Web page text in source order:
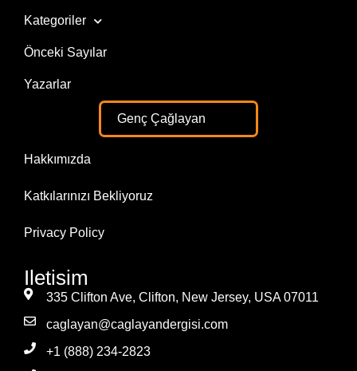
Kategoriler
Önceki Sayılar
Yazarlar
Genç Çağlayan
Hakkımızda
Katkılarınızı Bekliyoruz
Privacy Policy
Iletisim
335 Clifton Ave, Clifton, New Jersey, USA 07011
caglayan@caglayandergisi.com
+1 (888) 234-2823